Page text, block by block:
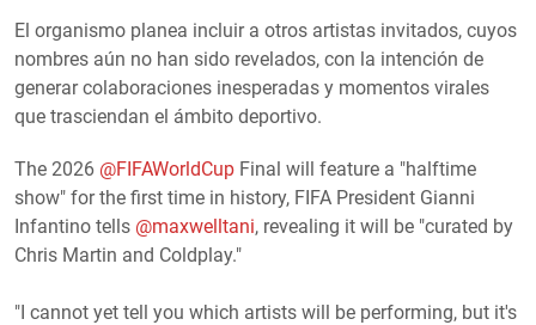
El organismo planea incluir a otros artistas invitados, cuyos
nombres aún no han sido revelados, con la intención de
generar colaboraciones inesperadas y momentos virales
que trasciendan el ámbito deportivo.
The 2026 @FIFAWorldCup Final will feature a "halftime
show" for the first time in history, FIFA President Gianni
Infantino tells @maxwelltani, revealing it will be "curated by
Chris Martin and Coldplay."
"I cannot yet tell you which artists will be performing, but it's